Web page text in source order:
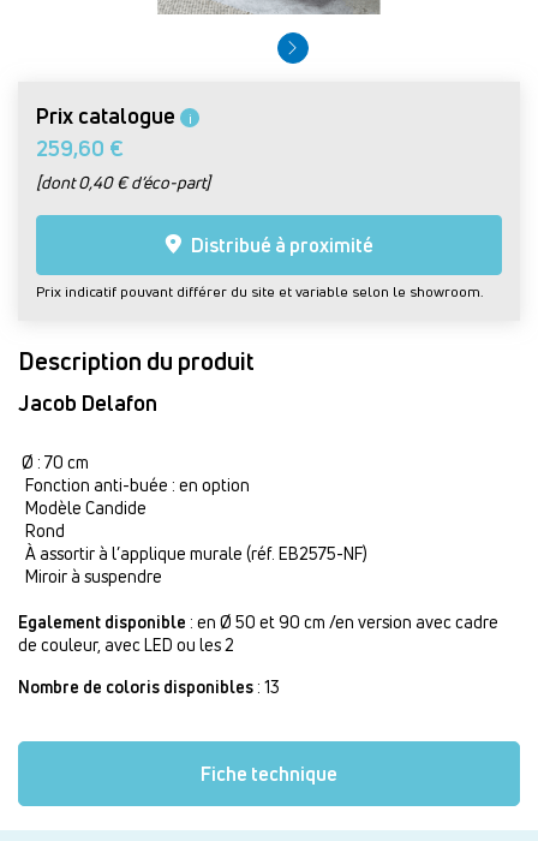
Prix catalogue i
259,60 €
[dont 0,40 € d’éco-part]
Distribué à proximité
Prix indicatif pouvant différer du site et variable selon le showroom.
Description du produit
Jacob Delafon
Ø : 70 cm
Fonction anti-buée : en option
Modèle Candide
Rond
À assortir à l’applique murale (réf. EB2575-NF)
Miroir à suspendre
Egalement disponible : en Ø 50 et 90 cm /en version avec cadre
de couleur, avec LED ou les 2
Nombre de coloris disponibles : 13
Fiche technique